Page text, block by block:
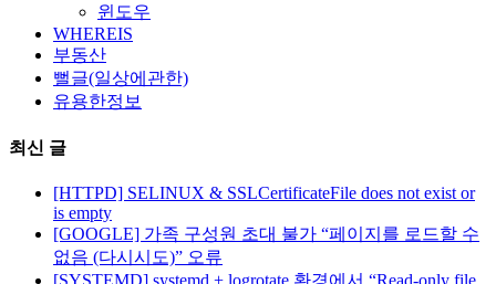
윈도우
WHEREIS
부동산
뻘글(일상에관한)
유용한정보
최신 글
[HTTPD] SELINUX & SSLCertificateFile does not exist or
is empty
[GOOGLE] 가족 구성원 초대 불가 “페이지를 로드할 수
없음 (다시시도)” 오류